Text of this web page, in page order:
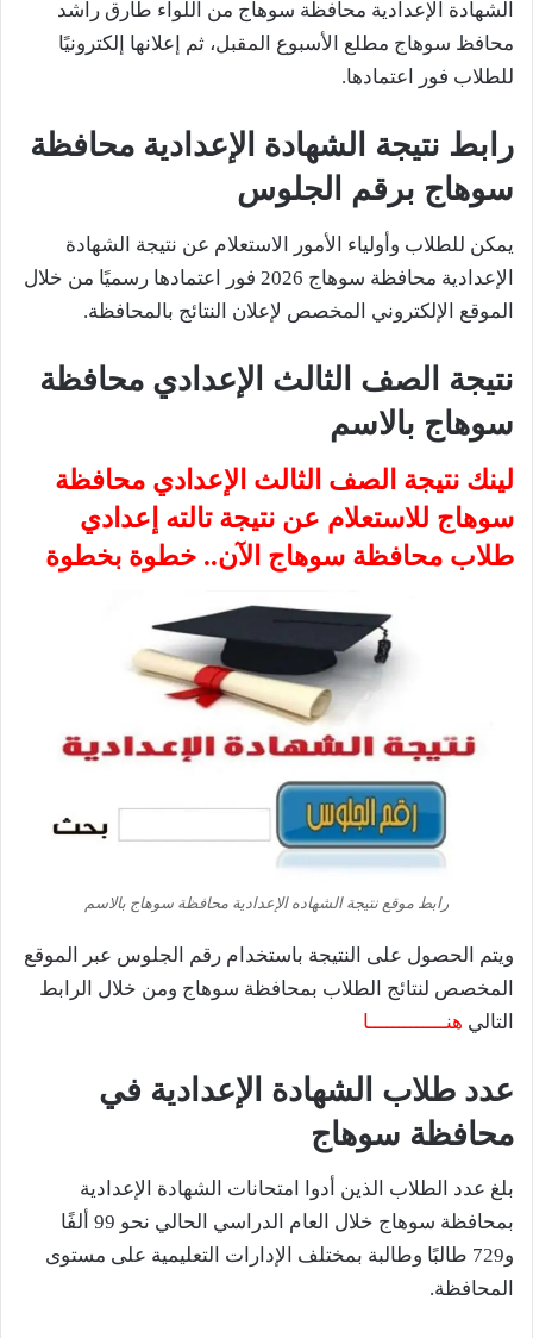
الشهادة الإعدادية محافظة سوهاج من اللواء طارق راشد
محافظ سوهاج مطلع الأسبوع المقبل، ثم إعلانها إلكترونيًا
للطلاب فور اعتمادها.
رابط نتيجة الشهادة الإعدادية محافظة
سوهاج برقم الجلوس
يمكن للطلاب وأولياء الأمور الاستعلام عن نتيجة الشهادة
الإعدادية محافظة سوهاج 2026 فور اعتمادها رسميًا من خلال
الموقع الإلكتروني المخصص لإعلان النتائج بالمحافظة.
نتيجة الصف الثالث الإعدادي محافظة
سوهاج بالاسم
لينك نتيجة الصف الثالث الإعدادي محافظة
سوهاج للاستعلام عن نتيجة تالته إعدادي
طلاب محافظة سوهاج الآن.. خطوة بخطوة
رابط موقع نتيجة الشهاده الإعدادية محافظة سوهاج بالاسم
ويتم الحصول على النتيجة باستخدام رقم الجلوس عبر الموقع
المخصص لنتائج الطلاب بمحافظة سوهاج ومن خلال الرابط
التالي هنـــــــــــــا
عدد طلاب الشهادة الإعدادية في
محافظة سوهاج
بلغ عدد الطلاب الذين أدوا امتحانات الشهادة الإعدادية
بمحافظة سوهاج خلال العام الدراسي الحالي نحو 99 ألفًا
و729 طالبًا وطالبة بمختلف الإدارات التعليمية على مستوى
المحافظة.